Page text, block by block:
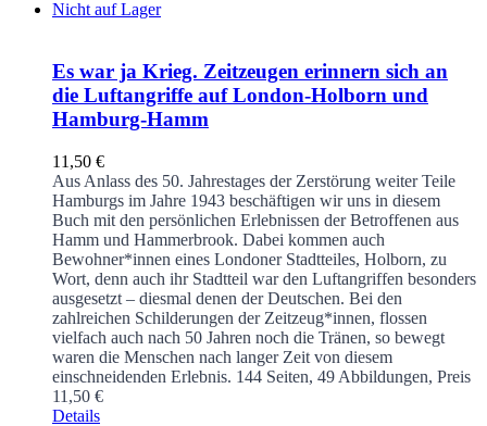
Nicht auf Lager
Es war ja Krieg. Zeitzeugen erinnern sich an
die Luftangriffe auf London-Holborn und
Hamburg-Hamm
11,50 €
Aus Anlass des 50. Jahrestages der Zerstörung weiter Teile
Hamburgs im Jahre 1943 beschäftigen wir uns in diesem
Buch mit den persönlichen Erlebnissen der Betroffenen aus
Hamm und Hammerbrook. Dabei kommen auch
Bewohner*innen eines Londoner Stadtteiles, Holborn, zu
Wort, denn auch ihr Stadtteil war den Luftangriffen besonders
ausgesetzt – diesmal denen der Deutschen. Bei den
zahlreichen Schilderungen der Zeitzeug*innen, flossen
vielfach auch nach 50 Jahren noch die Tränen, so bewegt
waren die Menschen nach langer Zeit von diesem
einschneidenden Erlebnis. 144 Seiten, 49 Abbildungen, Preis
11,50 €
Details